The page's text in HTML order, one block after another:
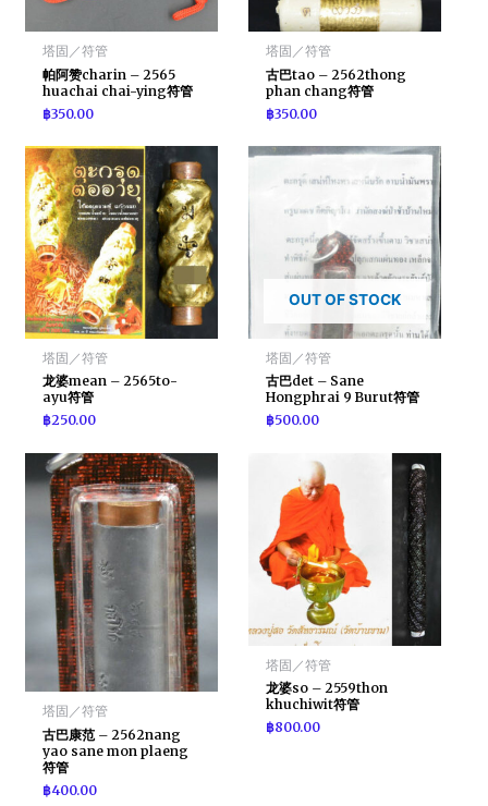
塔固／符管
帕阿赞charin – 2565
huachai chai-ying符管
฿350.00
塔固／符管
古巴tao – 2562thong
phan chang符管
฿350.00
塔固／符管
龙婆mean – 2565to-
ayu符管
฿250.00
OUT OF STOCK
塔固／符管
古巴det – Sane
Hongphrai 9 Burut符管
฿500.00
塔固／符管
古巴康范 – 2562nang
yao sane mon plaeng
符管
฿400.00
塔固／符管
龙婆so – 2559thon
khuchiwit符管
฿800.00